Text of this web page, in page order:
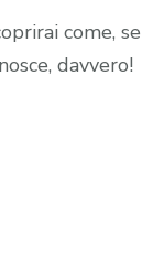
come,
davvero!